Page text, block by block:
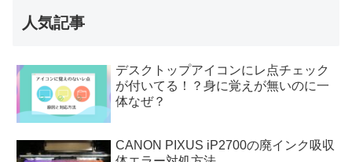
人気記事
デスクトップアイコンにレ点チェック
が付いてる！？身に覚えが無いのに一
体なぜ？
CANON PIXUS iP2700の廃インク吸収